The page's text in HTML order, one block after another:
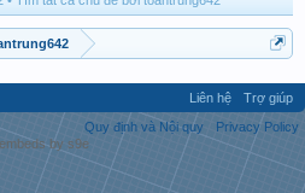
Liên hệ
Trợ giúp
Quy định và Nội quy
Privacy Policy
by s9e